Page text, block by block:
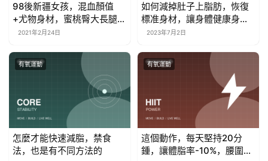
98後新疆女孩，混血顏值
+尤物身材，蜜桃臀大長腿展
現曲線魅力
2021年2月24日
如何減掉肚子上脂肪，恢復
標准身材，讓身體健康身材
更好？
2023年7月2日
有氧運動
怎麼才能快速減脂，禁食
法，也是有不同方法的
有氧運動
這個動作，每天堅持20分
鍾，讓體脂率-10%，腰圍減